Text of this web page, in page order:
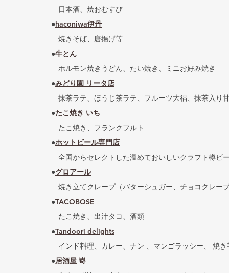
日本酒、焼おむすび
●haconiwa伊丹
焼きそば、唐揚げ等
●牛とん
ホルモン焼きうどん、たい焼き、ミニお好み焼き
●みどり園 リータ店
抹茶ラテ、ほうじ茶ラテ、フルーツ大福、抹茶入り
●たこ焼き いち
たこ焼き、フランクフルト
●ホットビール専門店
全国からセレクトした温めておいしいクラフト樽ビ
●グロアール
焼き立てクレープ（バターシュガー、チョコクレー
●TACOBOSE
たこ焼き、出汁タコ、酒類
●Tandoori delights
インド料理、カレー、ナン 、マンゴラッシー、 焼き
●居酒屋 㟢